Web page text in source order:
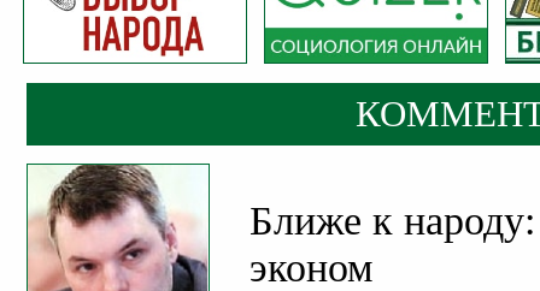
Ближе к народу:
эконом